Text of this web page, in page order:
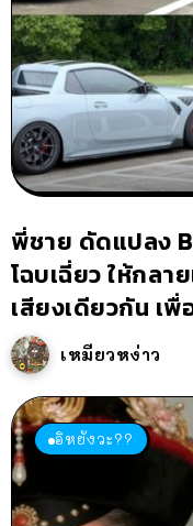
พี่ชาย ดัดแปลง
โฉบเฉี่ยว ให้กลา
เสียงเดียวกัน เพื่
เหมียวหง่าว
อิหยังวะ??